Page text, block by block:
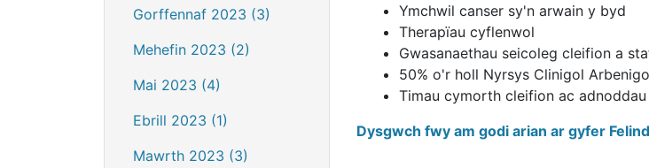
Gorffennaf 2023 (3)
Mehefin 2023 (2)
Mai 2023 (4)
Ebrill 2023 (1)
Mawrth 2023 (3)
Ymchwil canser sy'n arwain y byd
Therapïau cyflenwol
Gwasanaethau seicoleg cleifion a
50% o'r holl Nyrsys Clinigol
Timau cymorth cleifion ac
Dysgwch fwy am godi arian ar gyfer